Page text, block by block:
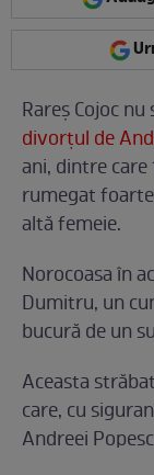
Rareș Cojoc
divorțul de
ani, dintre
rumegat
altă femeie.
Norocoasa în
Dumitru, un
bucură de un
Aceasta
care, cu
Andreei